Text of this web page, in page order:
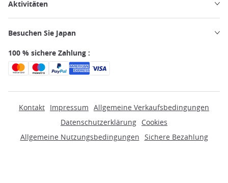
Aktivitäten
Besuchen Sie Japan
100 % sichere Zahlung :
Kontakt Impressum Allgemeine Verkaufsbedingungen
Datenschutzerklärung Cookies
Allgemeine Nutzungsbedingungen Sichere Bezahlung